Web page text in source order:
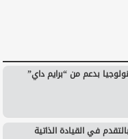
بدعم من “برايم داي”
في القيادة الذاتية